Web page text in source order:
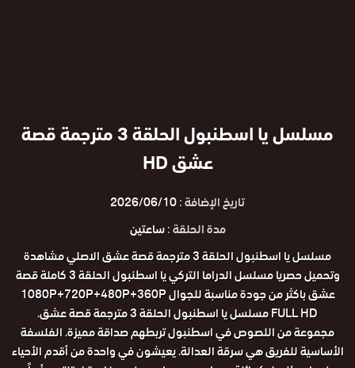
مسلسل يا اسطنبول الحلقة 3 مترجمة قصة
عشق HD
تاريخ الإضافة :2026/06/10
مدة الحلقة :ساعتين
مسلسل يا اسطنبول الحلقة 3 مترجمة قصة عشق الاصلي مشاهدة
وتحميل حصريا مسلسل الدراما التركي يا اسطنبول الحلقة 3 كاملة قصة
عشق باكثر من جودة مناسبة للجوال 1080P+720P+480P+360P
FULL HD مسلسل يا اسطنبول الحلقة 3 مترجمة قصة عشق.
مجموعة من اللصوص في اسطنبول تربطهم صداقة مميزة. الفلسفة
الأساسية للفريق هي سرقة العدالة. يعيشون في واحدة من أقدم الأحياء